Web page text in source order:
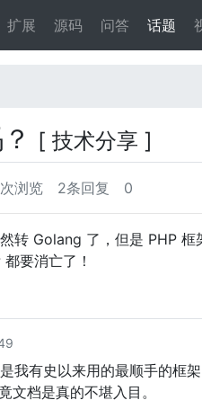
扩展 源码 问答 话题
[ 技术分享 ]
浏览 2条回复 0
转 Golang 了，但是 PHP
要消亡了！
我有史以来用的最顺手的框
文档是真的不堪入目。